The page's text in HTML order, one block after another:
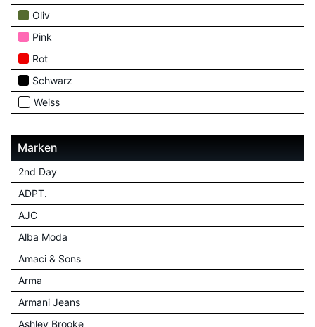
Oliv
Pink
Rot
Schwarz
Weiss
Marken
2nd Day
ADPT.
AJC
Alba Moda
Amaci & Sons
Arma
Armani Jeans
Ashley Brooke